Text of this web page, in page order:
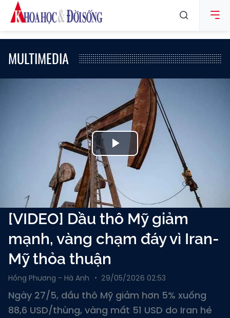
MULTIMEDIA
Play
Video
[VIDEO] Dầu thô Mỹ giảm
mạnh, vàng chạm đáy vì Iran-
Mỹ thỏa thuận
Hồng Phương - Hà Anh 29/05/2026 02:53
Ngày 27/5, dầu thô Mỹ giảm hơn 5% xuống
88,6 USD/thùng, vàng mất 51 USD do Iran hé